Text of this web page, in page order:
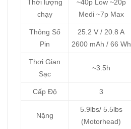
Thời lượng
chạy
~40p Low ~20p
Medi ~7p Max
Thông Số
Pin
25.2 V / 20.8 A
2600 mAh / 66 Wh
Thơi Gian
Sạc
~3.5h
Cấp Độ 3
Nặng
5.9lbs/ 5.5lbs
(Motorhead)